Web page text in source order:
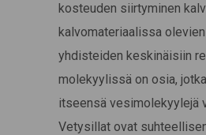
kosteuden siirtyminen
kalvomateriaalissa
yhdisteiden keskinäisiin
molekyylissä on osia,
itseensä vesimolekyylejä
Vetysillat ovat